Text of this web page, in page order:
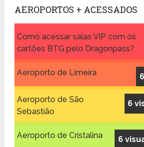
AEROPORTOS + ACESSADOS
Como acessar salas VIP com os
cartões BTG pelo Dragonpass?
Aeroporto de Limeira
6
Aeroporto de São
Sebastião
6
Aeroporto de Cristalina